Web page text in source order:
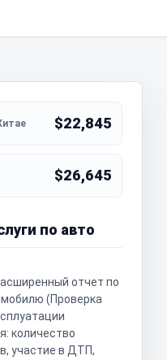
$22,845
$26,645
по авто
отчет по
(Проверка
количество
участие в ДТП,